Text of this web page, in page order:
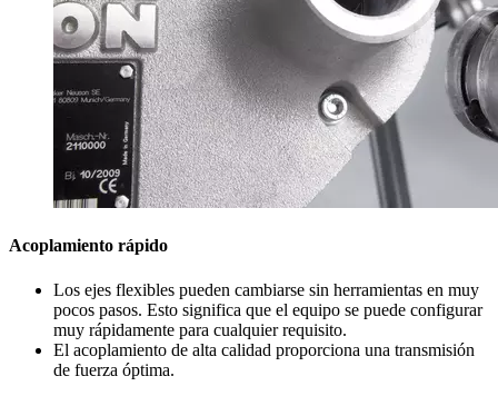
Acoplamiento rápido
Los ejes flexibles pueden cambiarse sin herramientas en muy
pocos pasos. Esto significa que el equipo se puede configurar
muy rápidamente para cualquier requisito.
El acoplamiento de alta calidad proporciona una transmisión
de fuerza óptima.